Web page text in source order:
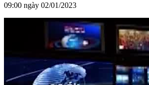
09:00 ngày 02/01/2023